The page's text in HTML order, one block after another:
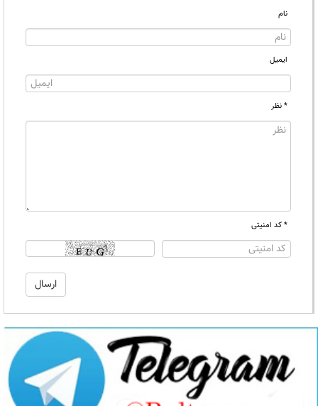
نام
ایمیل
* نظر
* کد امنیتی